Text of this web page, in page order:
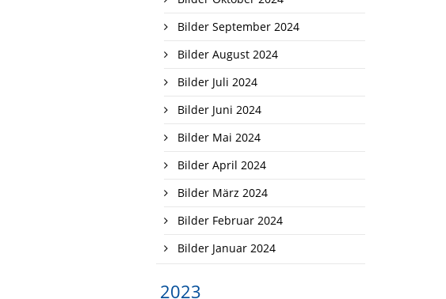
Bilder September 2024
Bilder August 2024
Bilder Juli 2024
Bilder Juni 2024
Bilder Mai 2024
Bilder April 2024
Bilder März 2024
Bilder Februar 2024
Bilder Januar 2024
2023